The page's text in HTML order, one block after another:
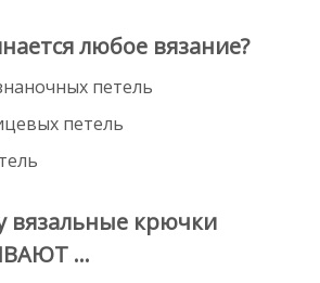
любое вязание?
петель
петель
вязальные крючки
...